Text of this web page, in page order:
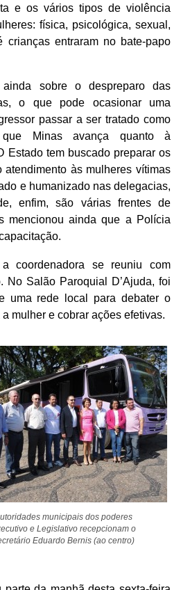
e os vários tipos de violência
física, psicológica, sexual,
crianças entraram no bate-papo
sobre o despreparo das
o que pode ocasionar uma
passar a ser tratado como
Minas avança quanto à
Estado tem buscado preparar os
atendimento às mulheres vítimas
e humanizado nas delegacias,
enfim, são várias frentes de
mencionou ainda que a Polícia
coordenadora se reuniu com
No Salão Paroquial D’Ajuda, foi
uma rede local para debater o
mulher e cobrar ações efetivas.
municipais dos poderes
e Legislativo recepcionam o
Eduardo Bernis (ao centro)